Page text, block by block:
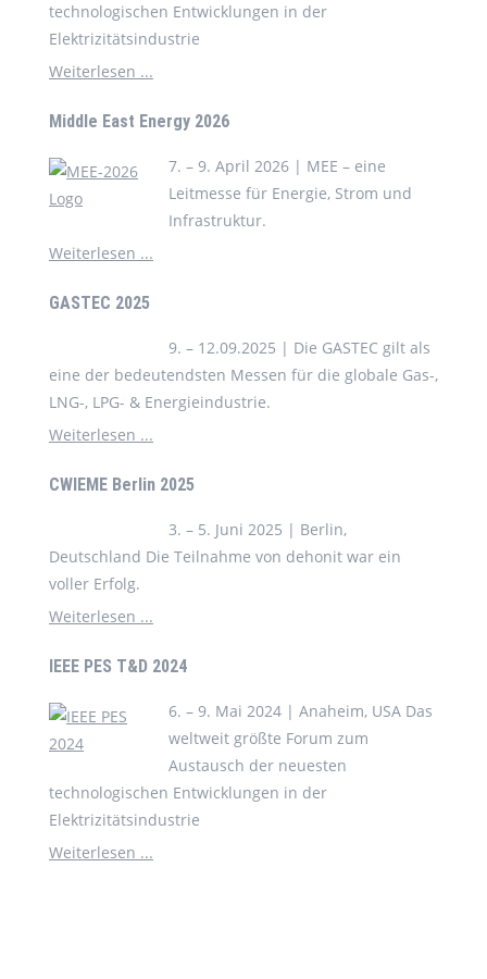
technologischen Entwicklungen in der
Elektrizitätsindustrie
Weiterlesen ...
Middle East Energy 2026
7. – 9. April 2026 | MEE – eine
Leitmesse für Energie, Strom und
Infrastruktur.
Weiterlesen ...
GASTEC 2025
9. – 12.09.2025 | Die GASTEC gilt als
eine der bedeutendsten Messen für die globale Gas-,
LNG-, LPG- & Energieindustrie.
Weiterlesen ...
CWIEME Berlin 2025
3. – 5. Juni 2025 | Berlin,
Deutschland Die Teilnahme von dehonit war ein
voller Erfolg.
Weiterlesen ...
IEEE PES T&D 2024
6. – 9. Mai 2024 | Anaheim, USA Das
weltweit größte Forum zum
Austausch der neuesten
technologischen Entwicklungen in der
Elektrizitätsindustrie
Weiterlesen ...